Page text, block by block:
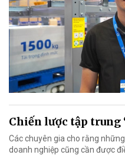
Chiến lược tập trung
Các chuyên gia cho rằng
doanh nghiệp cũng cần được